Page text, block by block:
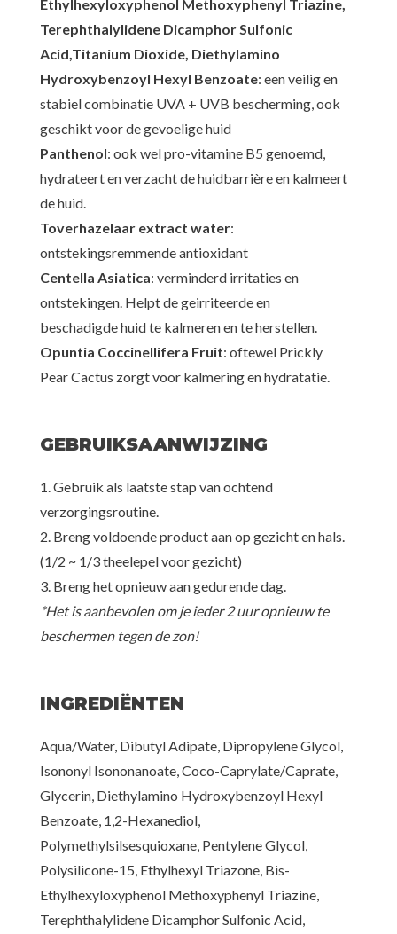
Ethylhexyloxyphenol Methoxyphenyl Triazine,
Terephthalylidene Dicamphor Sulfonic
Acid,Titanium Dioxide, Diethylamino
Hydroxybenzoyl Hexyl Benzoate: een veilig en
stabiel combinatie UVA + UVB bescherming, ook
geschikt voor de gevoelige huid
Panthenol: ook wel pro-vitamine B5 genoemd,
hydrateert en verzacht de huidbarrière en kalmeert
de huid.
Toverhazelaar extract water:
ontstekingsremmende antioxidant
Centella Asiatica: verminderd irritaties en
ontstekingen. Helpt de geirriteerde en
beschadigde huid te kalmeren en te herstellen.
Opuntia Coccinellifera Fruit: oftewel Prickly
Pear Cactus zorgt voor kalmering en hydratatie.
GEBRUIKSAANWIJZING
1. Gebruik als laatste stap van ochtend
verzorgingsroutine.
2. Breng voldoende product aan op gezicht en hals.
(1/2 ~ 1/3 theelepel voor gezicht)
3. Breng het opnieuw aan gedurende dag.
*Het is aanbevolen om je ieder 2 uur opnieuw te
beschermen tegen de zon!
INGREDIËNTEN
Aqua/Water, Dibutyl Adipate, Dipropylene Glycol,
Isononyl Isononanoate, Coco-Caprylate/Caprate,
Glycerin, Diethylamino Hydroxybenzoyl Hexyl
Benzoate, 1,2-Hexanediol,
Polymethylsilsesquioxane, Pentylene Glycol,
Polysilicone-15, Ethylhexyl Triazone, Bis-
Ethylhexyloxyphenol Methoxyphenyl Triazine,
Terephthalylidene Dicamphor Sulfonic Acid,